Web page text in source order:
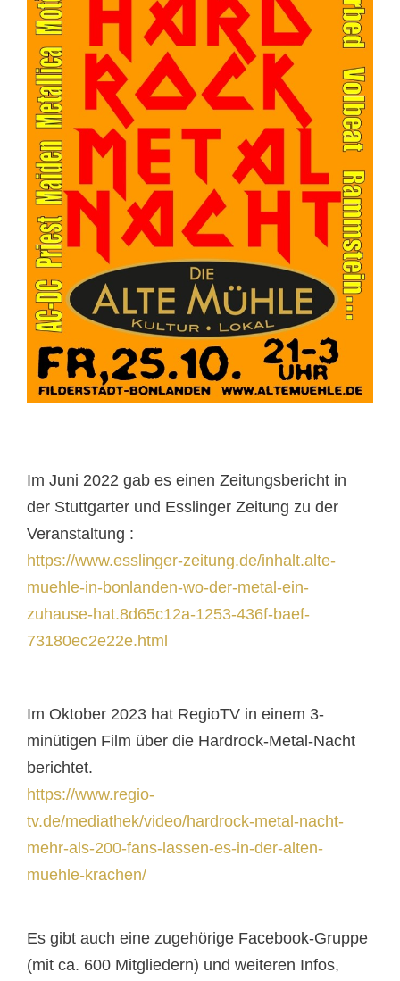
Im Juni 2022 gab es einen Zeitungsbericht in
der Stuttgarter und Esslinger Zeitung zu der
Veranstaltung :
https://www.esslinger-zeitung.de/inhalt.alte-
muehle-in-bonlanden-wo-der-metal-ein-
zuhause-hat.8d65c12a-1253-436f-baef-
73180ec2e22e.html
Im Oktober 2023 hat RegioTV in einem 3-
minütigen Film über die Hardrock-Metal-Nacht
berichtet.
https://www.regio-
tv.de/mediathek/video/hardrock-metal-nacht-
mehr-als-200-fans-lassen-es-in-der-alten-
muehle-krachen/
Es gibt auch eine zugehörige Facebook-Gruppe
(mit ca. 600 Mitgliedern) und weiteren Infos,